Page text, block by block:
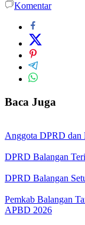
Komentar
Baca Juga
Anggota DPRD dan
DPRD Balangan
DPRD Balangan
Pemkab Balangan
APBD 2026